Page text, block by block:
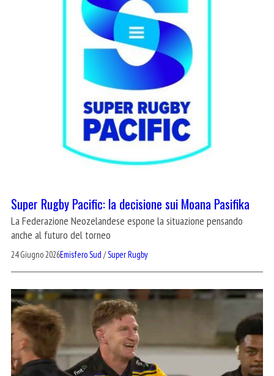
Super Rugby Pacific: la decisione sui Moana Pasifika
La Federazione Neozelandese espone la situazione pensando
anche al futuro del torneo
24 Giugno 2026Emisfero Sud /Super Rugby